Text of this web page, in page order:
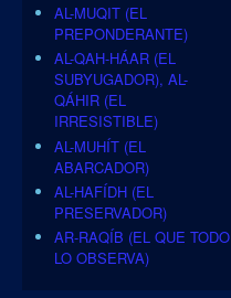
AL-MUQIT (EL
PREPONDERANTE)
AL-QAH-HÁAR (EL
SUBYUGADOR), AL-
QÁHIR (EL
IRRESISTIBLE)
AL-MUHÍT (EL
ABARCADOR)
AL-HAFÍDH (EL
PRESERVADOR)
AR-RAQÍB (EL QUE TODO
LO OBSERVA)